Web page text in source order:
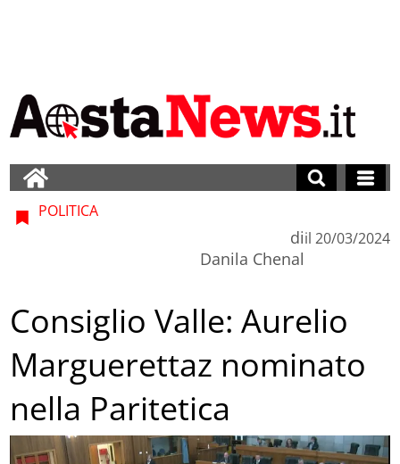
POLITICA
di
Danila Chenal
il 20/03/2024
Consiglio Valle: Aurelio
Marguerettaz nominato
nella Paritetica